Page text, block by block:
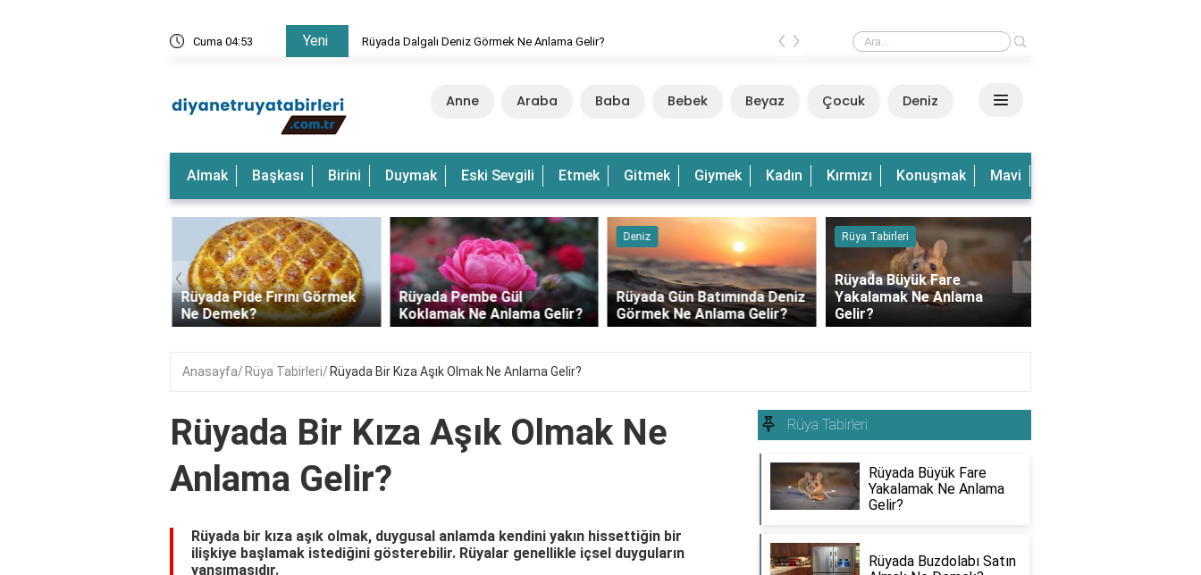
Cuma 04:53 Yeni Rüyada Dalgalı Deniz Görmek Ne Anlama Gelir? Rüyada Dalgalı Deniz Görmek Ne Anlama Gelir?
‹ ›
Anne Araba Baba Bebek Beyaz Çocuk Deniz
Almak Başkası Birini Duymak Eski Sevgili Etmek Gitmek Giymek Kadın Kırmızı Konuşmak Mavi
Rüyada Pide Fırını Görmek
Ne Demek?
Rüyada Pembe Gül
Koklamak Ne Anlama Gelir?
Deniz
Rüyada Gün Batımında Deniz
Görmek Ne Anlama Gelir?
Rüya Tabirleri
Rüyada Büyük Fare
Yakalamak Ne Anlama
Gelir?
‹ ›
Anasayfa Rüya Tabirleri Rüyada Bir Kıza Aşık Olmak Ne Anlama Gelir?
Rüyada Bir Kıza Aşık Olmak Ne
Anlama Gelir?
Rüyada bir kıza aşık olmak, duygusal anlamda kendini yakın hissettiğin bir
ilişkiye başlamak istediğini gösterebilir. Rüyalar genellikle içsel duyguların
yansımasıdır.
Rüya Tabirleri
Rüyada Büyük Fare
Yakalamak Ne Anlama
Gelir?
Rüyada Buzdolabı Satın